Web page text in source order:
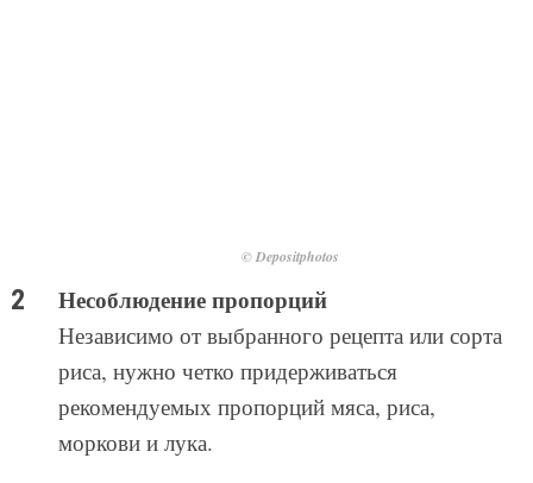
© Depositphotos
Несоблюдение пропорций
Независимо от выбранного рецепта или сорта
риса, нужно четко придерживаться
рекомендуемых пропорций мяса, риса,
моркови и лука.